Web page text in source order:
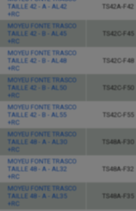
TAILLE 42 - A - AL42
+RC
TS42A-F42
MOYEU FONTE TRASCO
TAILLE 42 - B - AL45
+RC
TS42C-F45
MOYEU FONTE TRASCO
TAILLE 42 - B - AL48
+RC
TS42C-F48
MOYEU FONTE TRASCO
TAILLE 42 - B - AL50
+RC
TS42C-F50
MOYEU FONTE TRASCO
TAILLE 42 - B - AL55
+RC
TS42C-F55
MOYEU FONTE TRASCO
TAILLE 48 - A - AL30
+RC
TS48A-F30
MOYEU FONTE TRASCO
TAILLE 48 - A - AL32
+RC
TS48A-F32
MOYEU FONTE TRASCO
TAILLE 48 - A - AL35
+RC
TS48A-F35